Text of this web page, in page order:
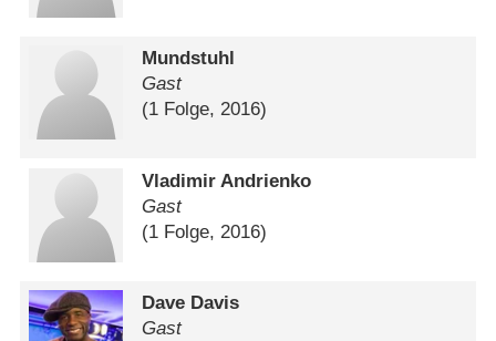
Mundstuhl
Gast
(1 Folge, 2016)
Vladimir Andrienko
Gast
(1 Folge, 2016)
Dave Davis
Gast